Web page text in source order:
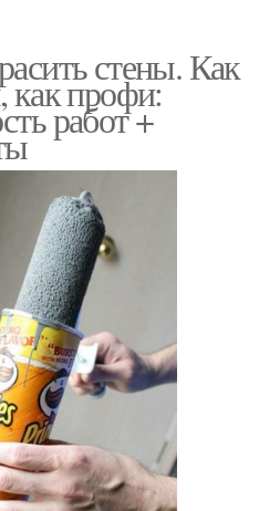
стены. Как
как профи:
работ +